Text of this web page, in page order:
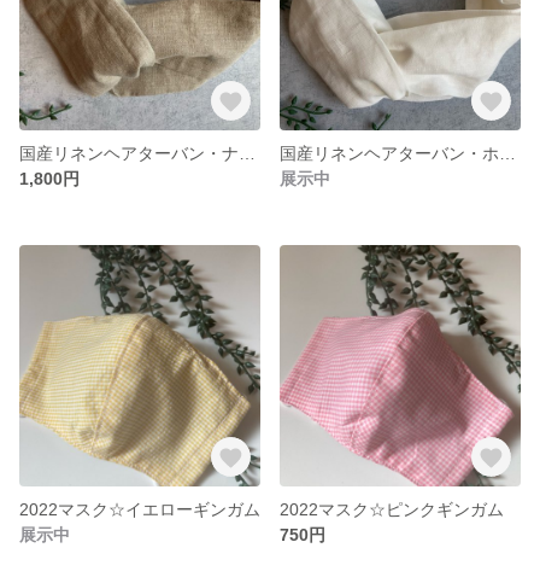
1,800円
展示中
2022マスク☆イエローギンガム
展示中
2022マスク☆ピンクギンガム
750円